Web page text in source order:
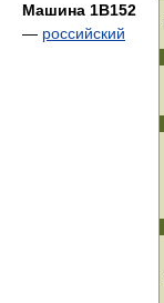
Машина 1В152
— российский